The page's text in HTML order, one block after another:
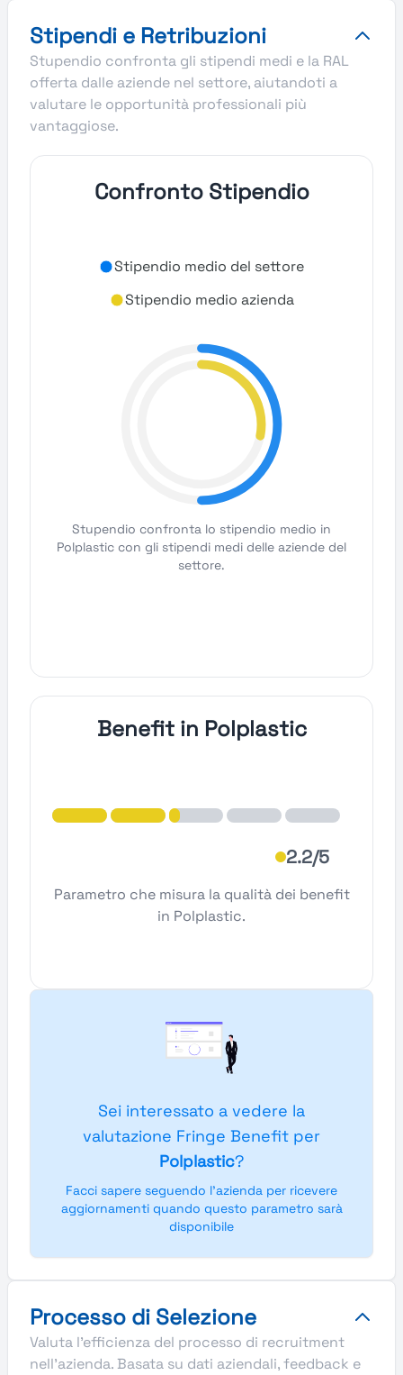
Stipendi e Retribuzioni
Stupendio confronta gli stipendi medi e la RAL
offerta dalle aziende nel settore, aiutandoti a
valutare le opportunità professionali più
vantaggiose.
Confronto Stipendio
Stipendio medio del settore
Stipendio medio azienda
Stupendio confronta lo stipendio medio in
Polplastic con gli stipendi medi delle aziende del
settore.
Benefit in Polplastic
2.2/5
Parametro che misura la qualità dei benefit
in Polplastic.
Sei interessato a vedere la
valutazione Fringe Benefit per
Polplastic?
Facci sapere seguendo l'azienda per ricevere
aggiornamenti quando questo parametro sarà
disponibile
Processo di Selezione
Valuta l'efficienza del processo di recruitment
nell'azienda. Basata su dati aziendali, feedback e